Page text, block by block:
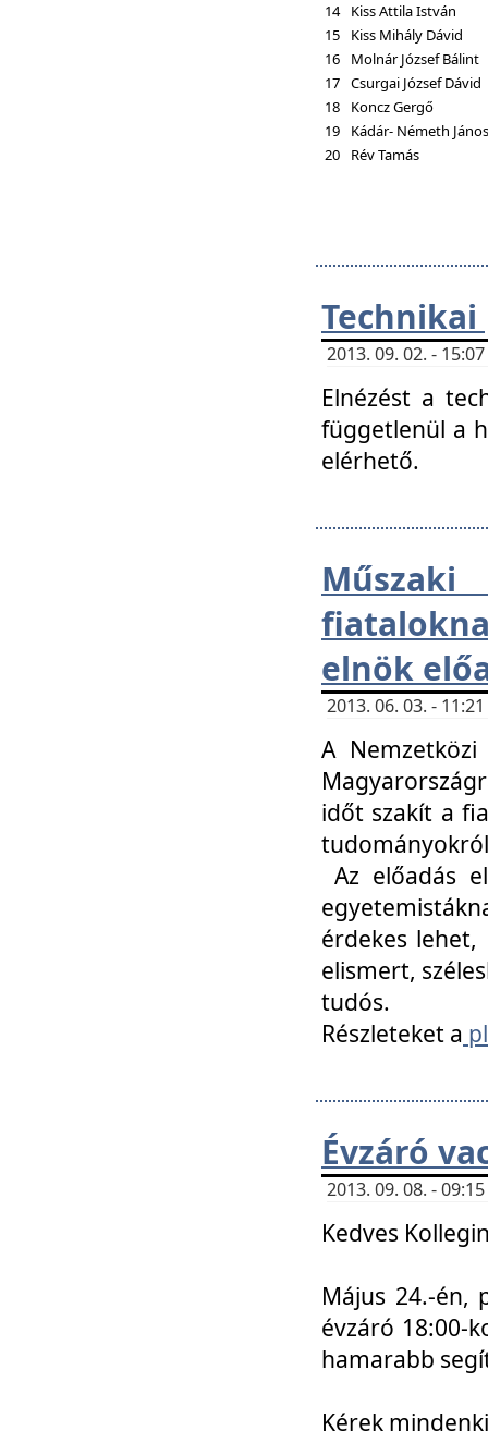
14 Kiss Attila István
15
Kiss Mihály Dávid
16
Molnár József Bálint
17 Csurgai József Dávid
18
Koncz Gergő
19
Kádár- Németh János
20
Rév Tamás
2013. 09. 02. -
Elnézést a
függetlenül a
elérhető.
elnök
2013. 06. 03. -
A
időt szakít a
Az előadás
érdekes lehet,
elismert,
tudós.
Részleteket a
Évzáró
2013. 09. 08. -
Kedves
Május 24.-én,
évzáró 18:00-
hamarabb
Kérek